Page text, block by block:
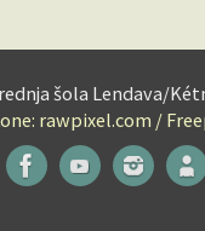
šola Lendava/
rawpixel.com /